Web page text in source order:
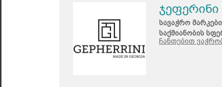
ჯეფერინი
სავაჭრო
საქმიანობის
ჩანთებით